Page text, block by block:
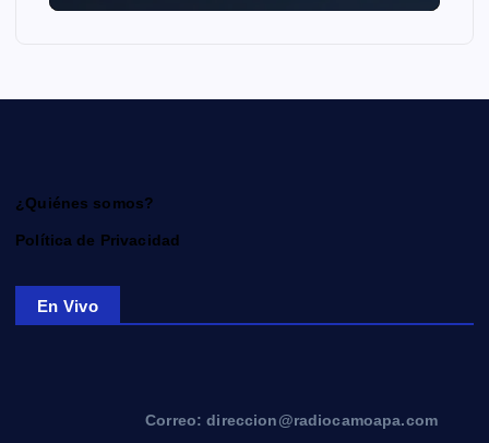
¿Quiénes somos?
Política de Privacidad
En Vivo
Correo: direccion@radiocamoapa.com